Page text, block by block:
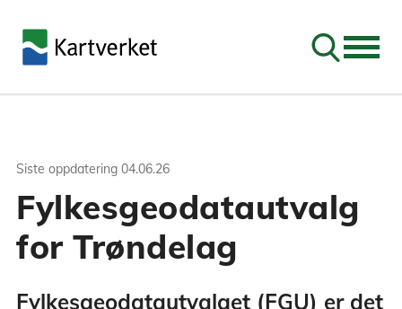
Søk
Siste oppdatering 04.06.26
Fylkesgeodatautvalg
for Trøndelag
Fylkesgeodatautvalget (FGU) er det